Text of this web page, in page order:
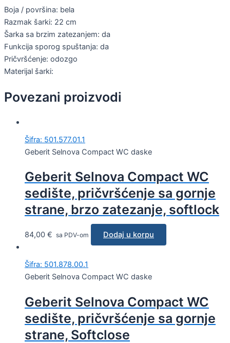
Boja / površina: bela
Razmak šarki: 22 cm
Šarka sa brzim zatezanjem: da
Funkcija sporog spuštanja: da
Pričvršćenje: odozgo
Materijal šarki:
Povezani proizvodi
Šifra: 501.577.01.1
Geberit Selnova Compact WC daske
Geberit Selnova Compact WC
sedište, pričvršćenje sa gornje
strane, brzo zatezanje, softlock
84,00 € sa PDV-om Dodaj u korpu
Šifra: 501.878.00.1
Geberit Selnova Compact WC daske
Geberit Selnova Compact WC
sedište, pričvršćenje sa gornje
strane, Softclose